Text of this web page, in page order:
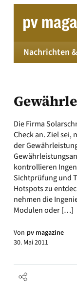
springen
Nachrichten
Die Firma
Check an. Ziel sei,
der
kontrollieren
Sichtprüfung und
Hotspots zu
nehmen die
Modulen oder […]
Von pv magazine
30. Mai 2011